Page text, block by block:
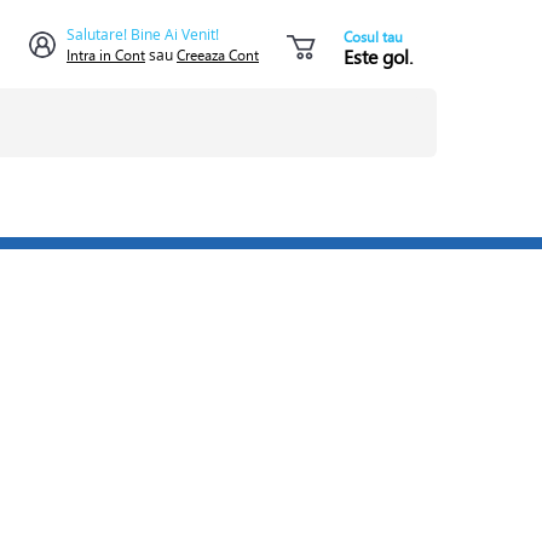
Salutare! Bine Ai Venit!
Intra in ContsauCreeaza Cont
Cosul tau
Este gol.